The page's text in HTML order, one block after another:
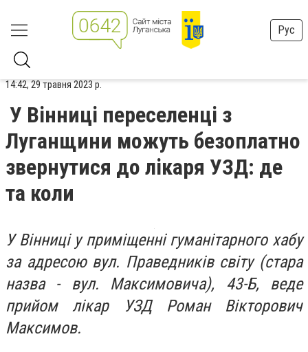
Рус
14:42, 29 травня 2023 р.
У Вінниці переселенці з
Луганщини можуть безоплатно
звернутися до лікаря УЗД: де
та коли
У Вінниці у приміщенні гуманітарного хабу
за адресою вул. Праведників світу (стара
назва - вул. Максимовича), 43-Б, веде
прийом лікар УЗД Роман Вікторович
Максимов.